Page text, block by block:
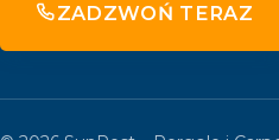
ZADZWOŃ TERAZ